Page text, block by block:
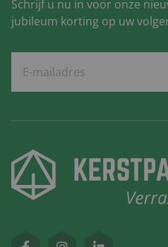
Schrijf u nu in voor onze
jubileum korting op uw